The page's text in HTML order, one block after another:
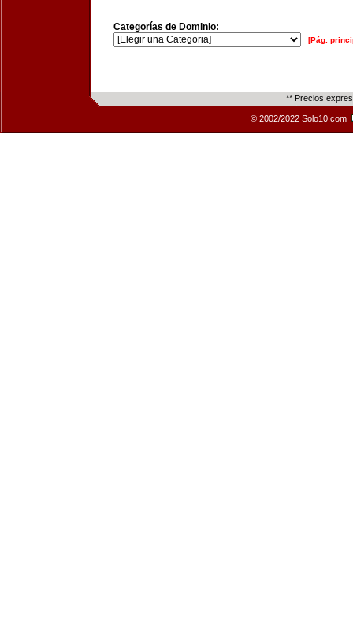
Categorías de Dominio:
[Pág.
** Precios
© 2002/2022 Solo10.com